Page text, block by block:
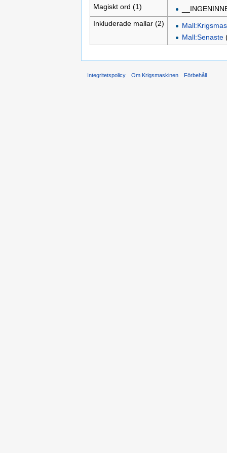
Magiskt ord (1)
Inkluderade mallar (2)
Mall:Senaste
Integritetspolicy Om Krigsmaskinen Förbehåll